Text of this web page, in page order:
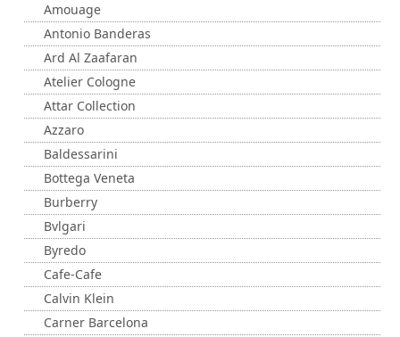
Amouage
Antonio Banderas
Ard Al Zaafaran
Atelier Cologne
Attar Collection
Azzaro
Baldessarini
Bottega Veneta
Burberry
Bvlgari
Byredo
Cafe-Cafe
Calvin Klein
Carner Barcelona